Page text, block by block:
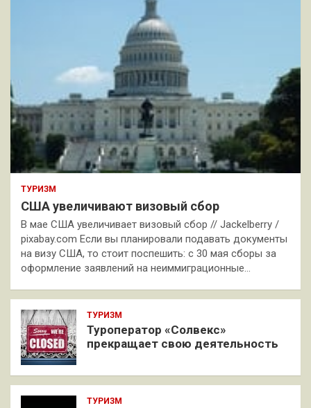
ТУРИЗМ
США увеличивают визовый сбор
В мае США увеличивает визовый сбор // Jackelberry /
pixabay.com Если вы планировали подавать документы
на визу США, то стоит поспешить: с 30 мая сборы за
оформление заявлений на неиммиграционные…
ТУРИЗМ
Туроператор «Солвекс»
прекращает свою деятельность
ТУРИЗМ